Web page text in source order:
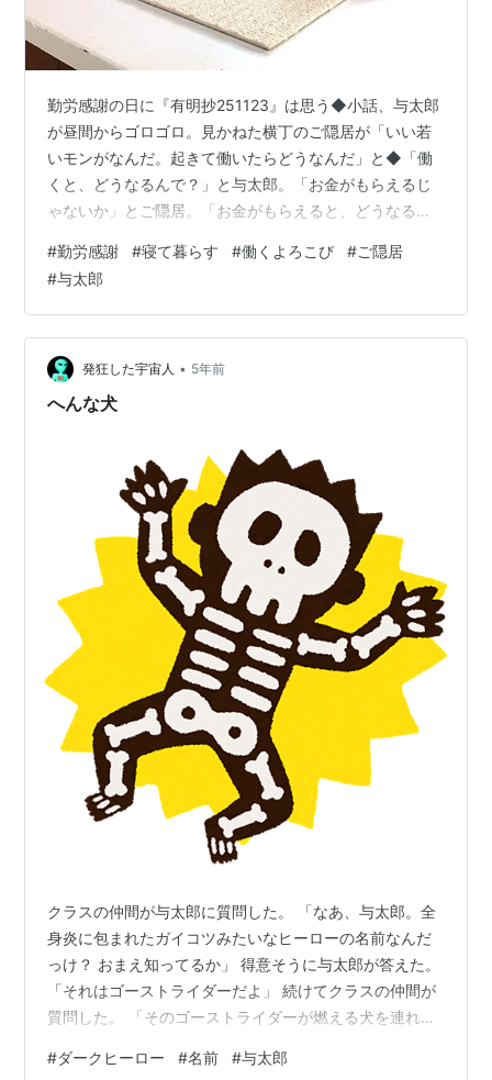
勤労感謝の日に『有明抄251123』は思う◆小話、与太郎
が昼間からゴロゴロ。見かねた横丁のご隠居が「いい若
いモンがなんだ。起きて働いたらどうなんだ」と◆「働
くと、どうなるんで？」と与太郎。「お金がもらえるじ
ゃないか」とご隠居。「お金がもらえると、どうなるん
と、どうなるんで？」「金持ちになれば、つまり…寝て
暮らせるじゃないか」。「なら、もう寝て暮らしてま
す」◆近年、仕事の満足度や職場の一員という意識が落
ち込んでいると◆一方で企業は人手不足に◆面倒な雑務
はＡＩ、先取りしている米国では、高学歴ほど仕事にあ
ぶれているらしい。ますます「働くよろこび」から遠…
#勤労感謝 #寝て暮らす #働くよろこび #ご隠居
#与太郎
発狂した宇宙人 • 5年前
へんな犬
クラスの仲間が与太郎に質問した。 「なあ、与太郎。全
身炎に包まれたガイコツみたいなヒーローの名前なんだ
っけ？ おまえ知ってるか」 得意そうに与太郎が答えた。
「それはゴーストライダーだよ」 続けてクラスの仲間が
質問した。 「そのゴーストライダーが燃える犬を連れて
とだけ考えて答えた。 「そりゃ、ホットドッグだよ！」
#ダークヒーロー #名前 #与太郎